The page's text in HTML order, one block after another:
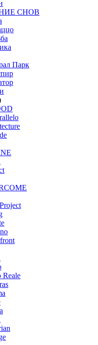
СНОВ
Парк
Reale